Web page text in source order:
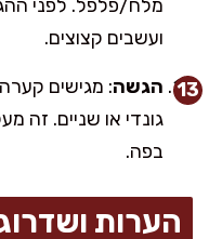
מלח/פלפל. לפני
ועשבים קצוצים.
הגשה: מגישים
גונדי או שניים. זה
בפה.
הערות